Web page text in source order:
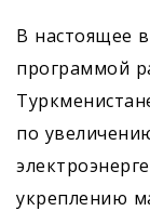
В настоящее
программой
по
укреплению